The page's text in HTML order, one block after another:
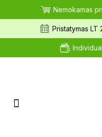
Nemokamas
Pristatymas LT